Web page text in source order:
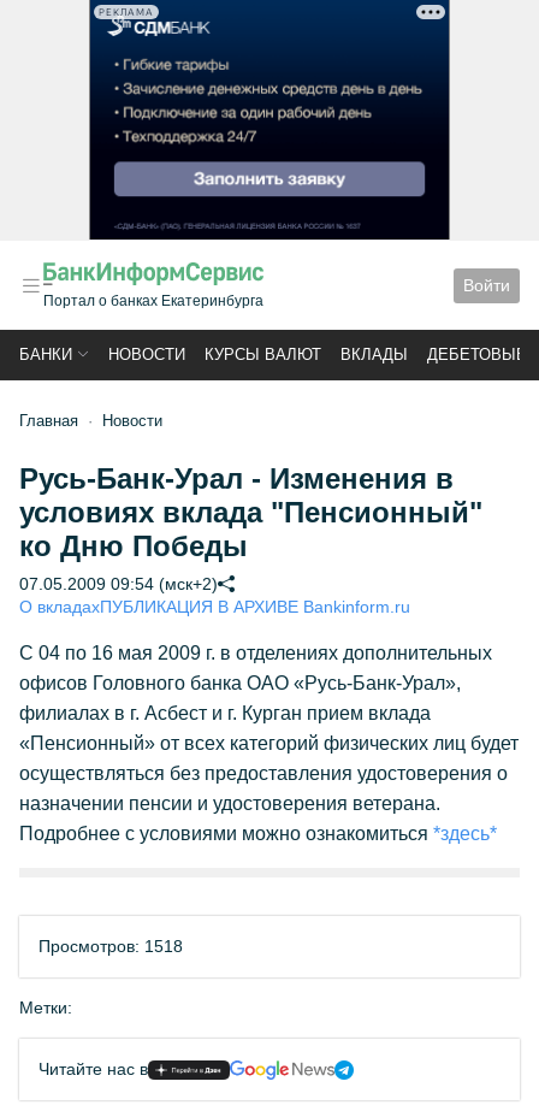
РЕКЛАМА
Портал о банках Екатеринбурга
Войти
БАНКИ НОВОСТИ КУРСЫ ВАЛЮТ ВКЛАДЫ ДЕБЕТОВЫЕ
Главная Новости
Русь-Банк-Урал - Изменения в
условиях вклада "Пенсионный"
ко Дню Победы
07.05.2009 09:54 (мск+2)
О вкладахПУБЛИКАЦИЯ В АРХИВЕ Bankinform.ru
С 04 по 16 мая 2009 г. в отделениях дополнительных
офисов Головного банка ОАО «Русь-Банк-Урал»,
филиалах в г. Асбест и г. Курган прием вклада
«Пенсионный» от всех категорий физических лиц будет
осуществляться без предоставления удостоверения о
назначении пенсии и удостоверения ветерана.
Подробнее с условиями можно ознакомиться *здесь*
Просмотров: 1518
Метки:
Читайте нас в